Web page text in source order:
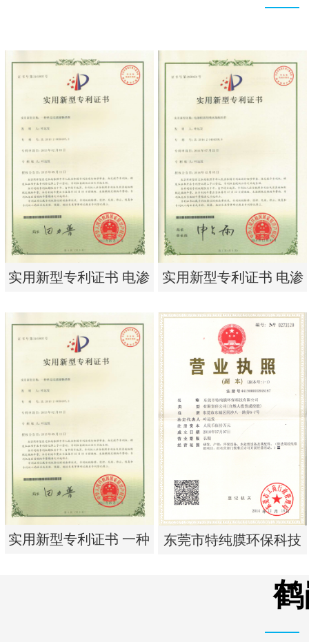
实用新型专利证书 电渗
实用新型专利证书 电渗
析器用浓水隔板组件
实用新型专利证书 电渗
实用新型专利证书 电渗
析器用纯水隔板组件
实用新型专利证书 一种
东莞市特纯膜环保科技